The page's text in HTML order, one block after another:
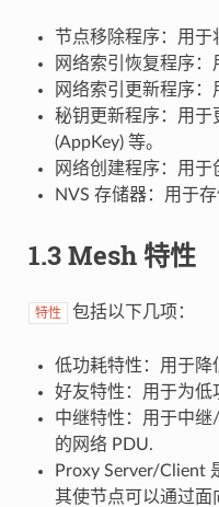
节点移除程序：用于
网络索引恢复程序：
网络索引更新程序：
秘钥更新程序：用于
(AppKey) 等。
网络创建程序：用于
NVS 存储器：用于
1.3 Mesh 特性
特性 包括以下几项：
低功耗特性：用于降
好友特性：用于为低
中继特性：用于中继
的网络 PDU.
Proxy Server/Client
其使节点可以通过